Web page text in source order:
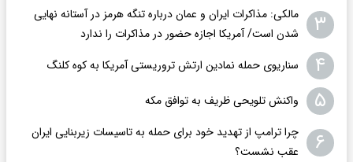
۳
مالکی: مذاکرات ایران و عمان درباره تنگه هرمز در آستانه نهایی
شدن است/ آمریکا اجازه حضور در مذاکرات را ندارد
۴ سناریوی حمله نمادین ارتش تروریستی آمریکا به کوه کلنگ
۵ واکنش تلویحی ظریف به توافق مکه
۶
چرا ترامپ از تهدید خود برای حمله به تاسیسات زیربنایی ایران
عقب نشست؟